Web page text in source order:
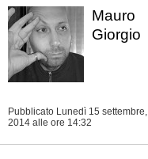
Mauro
Giorgio
Pubblicato Lunedì 15 settembre,
2014 alle ore 14:32